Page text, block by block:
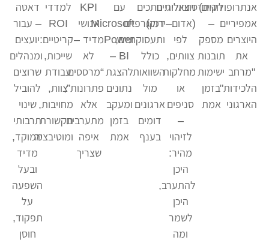
אנתרופולוגיים־סוציולוגיים
אמפיריים
היוצרים
את
"מרחב
הלכידות"
הארגוני
דקות)
–
מספק
תובנות
ישימות
בזמן
אמת
ויזואלית
(אדום–ירוק)
לפי
צוותים,
מחלקות
או
סניפים
–
לזיהוי
מהיר:
היכן
להתערב,
היכן
לשמר
ומה
חתכים
דמוגרפיים
ותעסוקתיים,
כולל
השוואות
מול
ארגונים
דומים
בענף
עם
Microsoft
Power
BI –
להצגת
נתונים
ומעקב
בזמן
אמת
KPI
אנושי
מדיד –
לא
“מרססים
פתרונות”,
אלא
מתערבים
איפה
שצריך
למדדי
ROI
קריטיים:
שייכות,
עבודת
צוות,
מחויבות,
תקשורת
ומוטיבציה
דאטה
– עבור
יועצים
ומנהלים
שרוצים
להוביל
שינוי
תרבותי
ממוקד,
מדיד
ובעל
השפעה
על
תפקוד,
חוסן